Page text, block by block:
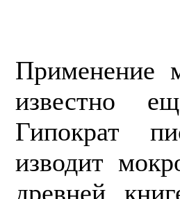
Применение
известно
Гипократ
изводит
древней